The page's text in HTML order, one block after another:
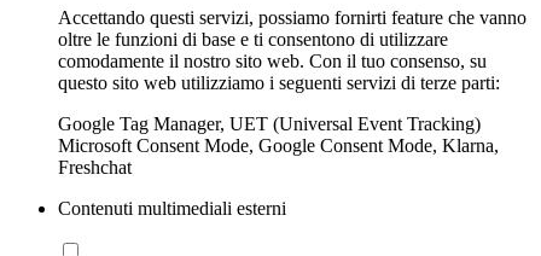
Accettando questi servizi, possiamo fornirti feature che vanno
oltre le funzioni di base e ti consentono di utilizzare
comodamente il nostro sito web. Con il tuo consenso, su
questo sito web utilizziamo i seguenti servizi di terze parti:
Google Tag Manager, UET (Universal Event Tracking)
Microsoft Consent Mode, Google Consent Mode, Klarna,
Freshchat
Contenuti multimediali esterni